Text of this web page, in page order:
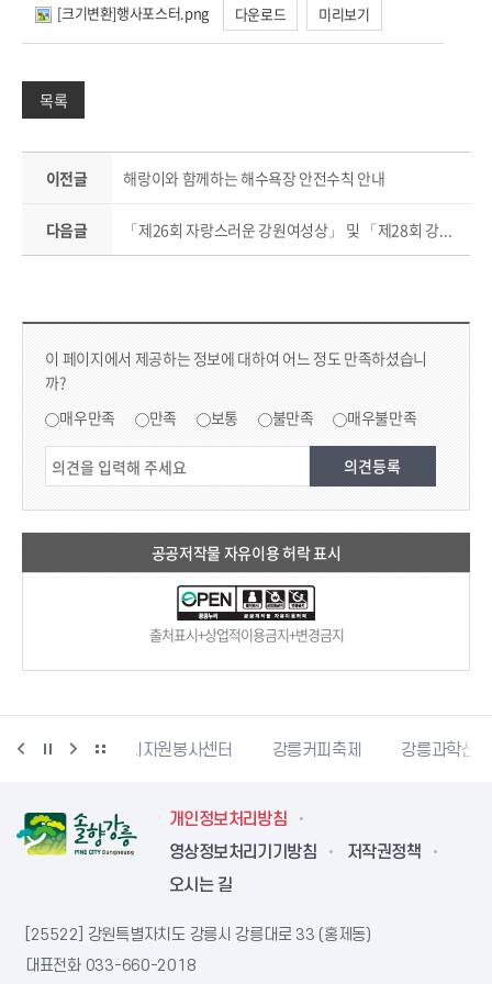
[크기변환]행사포스터.png 다운로드 미리보기
목록
이전글 해랑이와 함께하는 해수욕장 안전수칙 안내
다음글 「제26회 자랑스러운 강원여성상」 및 「제28회 강원특별자치도 평등문화상」 수상후보자 추천
컨텐츠 만족도 조사 & 공공저작물 자유이용 허락 표시
이 페이지에서 제공하는 정보에 대하여 어느 정도 만족하셨습니
까?
매우만족 만족 보통 불만족 매우불만족
공공저작물 자유이용 허락 표시
출처표시+상업적이용금지+변경금지
시자원봉사센터 강릉커피축제 강릉과학산업진흥원 강릉
개인정보처리방침
영상정보처리기기방침
저작권정책
오시는 길
[25522] 강원특별자치도 강릉시 강릉대로 33 (홍제동)
대표전화 033-660-2018